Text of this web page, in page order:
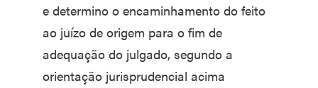
e determino o encaminhamento do feito
ao juízo de origem para o fim de
adequação do julgado, segundo a
orientação jurisprudencial acima